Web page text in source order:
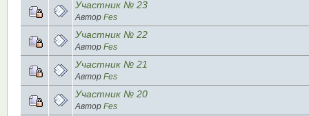
Участник № 23
Автор Fes
Участник № 22
Автор Fes
Участник № 21
Автор Fes
Участник № 20
Автор Fes